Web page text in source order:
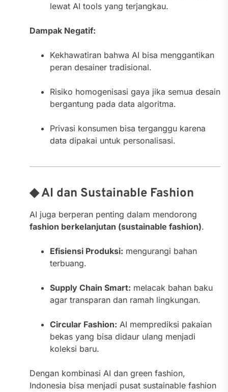
lewat AI tools yang terjangkau.
Dampak Negatif:
Kekhawatiran bahwa AI bisa menggantikan
peran desainer tradisional.
Risiko homogenisasi gaya jika semua desain
bergantung pada data algoritma.
Privasi konsumen bisa terganggu karena
data dipakai untuk personalisasi.
◆ AI dan Sustainable Fashion
AI juga berperan penting dalam mendorong
fashion berkelanjutan (sustainable fashion).
Efisiensi Produksi: mengurangi bahan
terbuang.
Supply Chain Smart: melacak bahan baku
agar transparan dan ramah lingkungan.
Circular Fashion: AI memprediksi pakaian
bekas yang bisa didaur ulang menjadi
koleksi baru.
Dengan kombinasi AI dan green fashion,
Indonesia bisa menjadi pusat sustainable fashion